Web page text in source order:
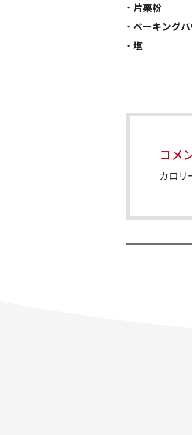
片栗粉
ベーキングパ
塩
コメ
カロリ